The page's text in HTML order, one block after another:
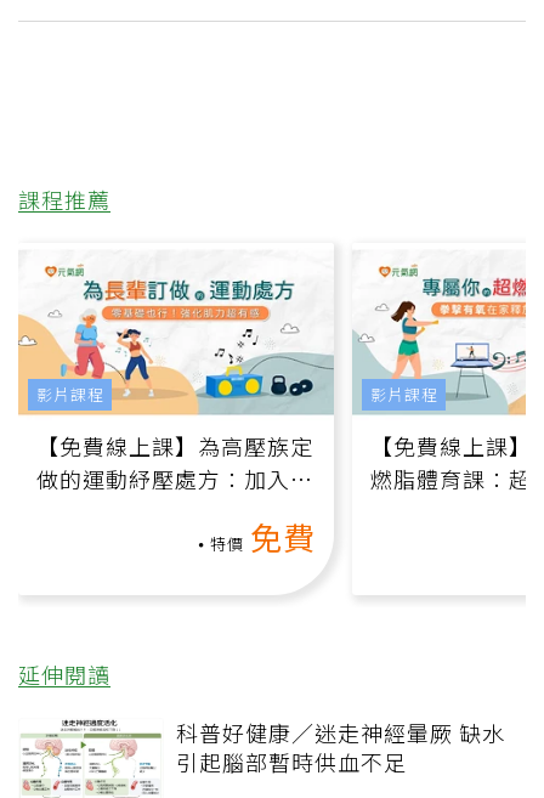
課程推薦
【免費線上課】為高壓族定
做的運動紓壓處方：加入行
特價 免費
影片課程
【免費線上課
燃脂體育課：超
影片課程
延伸閱讀
科普好健康／迷走神經暈厥 缺水
引起腦部暫時供血不足